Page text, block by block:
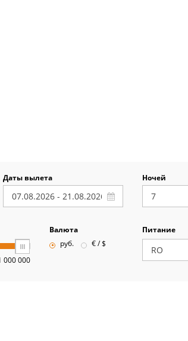
Даты вылета Ночей
000 000
Валюта
руб.
€ / $
Питание